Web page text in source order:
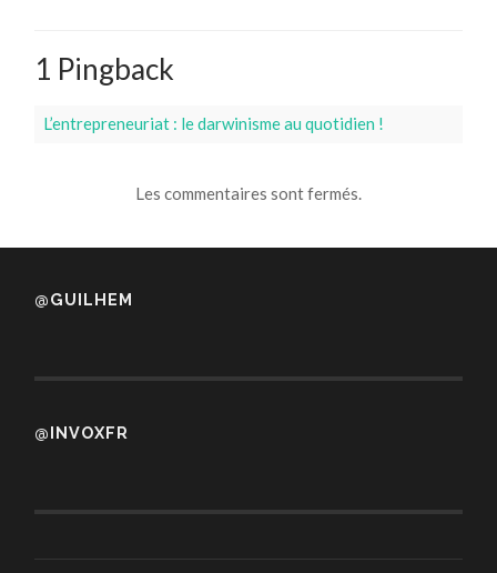
1 Pingback
L’entrepreneuriat : le darwinisme au quotidien !
Les commentaires sont fermés.
@GUILHEM
@INVOXFR